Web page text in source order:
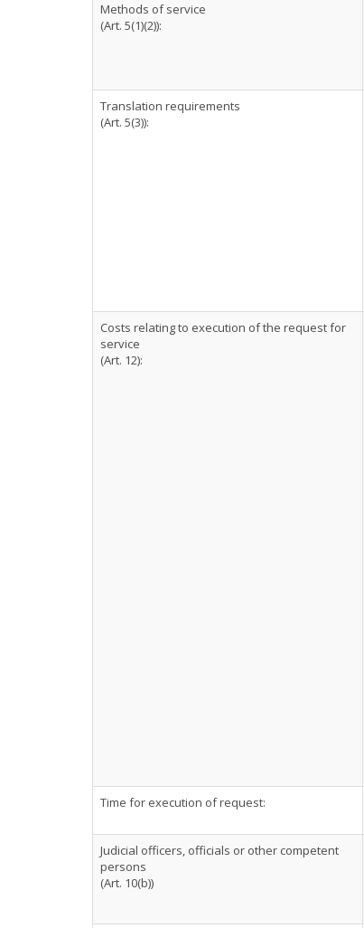
Methods of service
(Art. 5(1)(2)):
Translation requirements
(Art. 5(3)):
Costs relating to execution of the request for
service
(Art. 12):
Time for execution of request:
Judicial officers, officials or other competent
persons
(Art. 10(b))